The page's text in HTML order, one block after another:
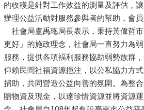
的收穫是針對工作效益的測量及評估，
辦理公益活動對服務參與者的幫助，會員
社會局盧禹璁局長表示，秉持黃偉哲
更好」的施政理念，社會局一直努力為
服務，提供各項褔利服務協助弱勢族群
仰賴民間社福資源挹注，以公私協力方
捐助，共同營造公益向善的氛圍。為整
贈物資及現金，以達珍惜資源並將資源